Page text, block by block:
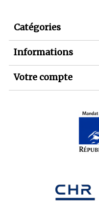
Catégories
Informations
Votre compte